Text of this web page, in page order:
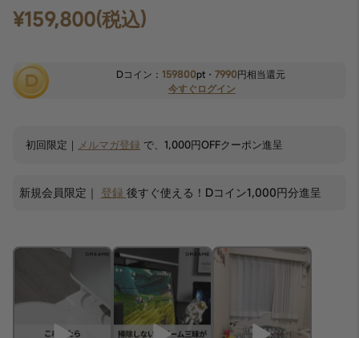
¥159,800(税込)
Dコイン： 159800pt・ 7990円相当還元
今すぐログイン
初回限定｜ メルマガ登録 で、1,000円OFFクーポン進呈
新規会員限定｜ 登録 後すぐ使える！Dコイン1,000円分進呈